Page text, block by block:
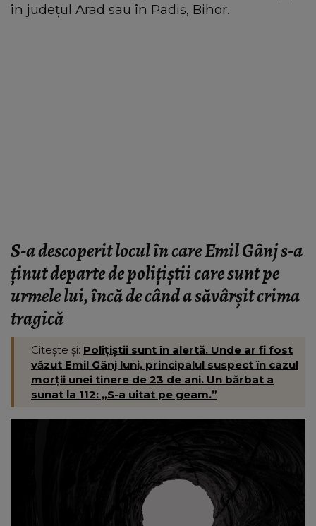
în județul Arad sau în Padiș, Bihor.
S-a descoperit locul în care Emil Gânj s-a
ținut departe de polițiștii care sunt pe
urmele lui, încă de când a săvârșit crima
tragică
Citește și: Polițiștii sunt în alertă. Unde ar fi fost
văzut Emil Gânj luni, principalul suspect în cazul
morții unei tinere de 23 de ani. Un bărbat a
sunat la 112: „S-a uitat pe geam.”